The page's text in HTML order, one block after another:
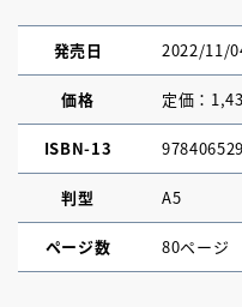
発売日 2022/11/
価格 定価：
ISBN-13
判型 A5
ページ数 80ページ